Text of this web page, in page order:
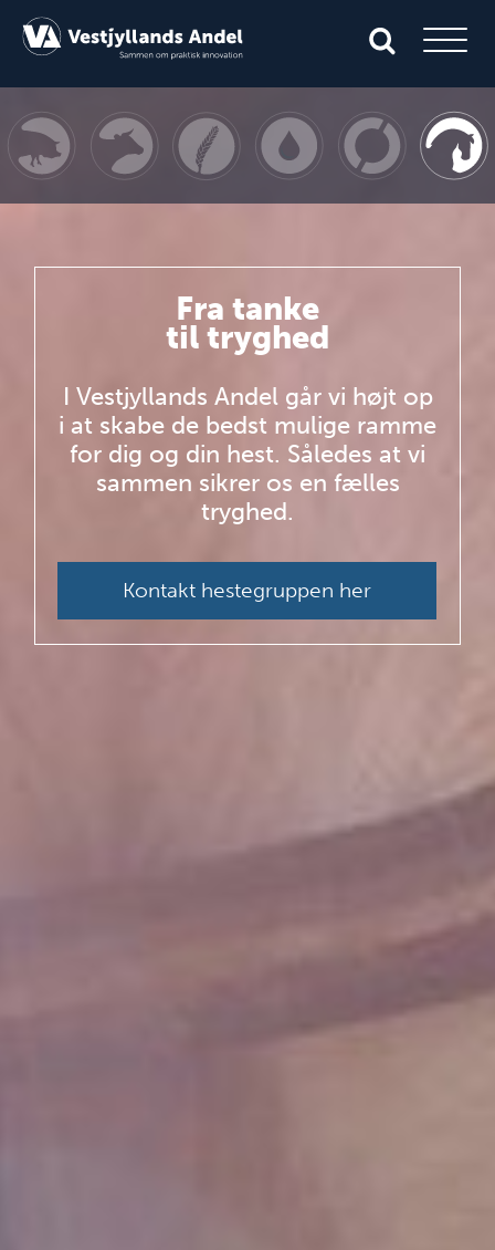
Fra tanke
til tryghed
I Vestjyllands Andel går vi højt op
i at skabe de bedst mulige ramme
for dig og din hest. Således at vi
sammen sikrer os en fælles
tryghed.
Kontakt hestegruppen her